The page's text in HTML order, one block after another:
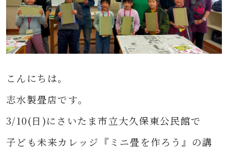
こんにちは。
志水製畳店です。
3/10(日)にさいたま市立大久保東公民館で
子ども未来カレッジ『ミニ畳を作ろう』の講